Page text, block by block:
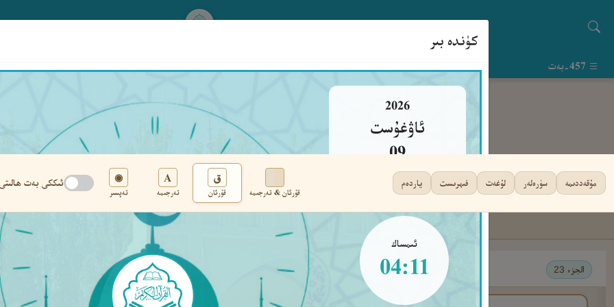
كۈندە بىر
2026
ئاۋغۇست
09
يەكشەنبە
ئىمساك
04:11
مۇقەددىمە سۈرەلەر لۇغەت فىھرىست ياردەم
قۇرئان & تەرجىمە
ق
قۇرئان
A
تەرجىمە
◉
تەپسىر
ئىككى بەت ھالىتى
تەڭشەك
الجزء 23 ‹ ‹ ٤٥٧ › ›